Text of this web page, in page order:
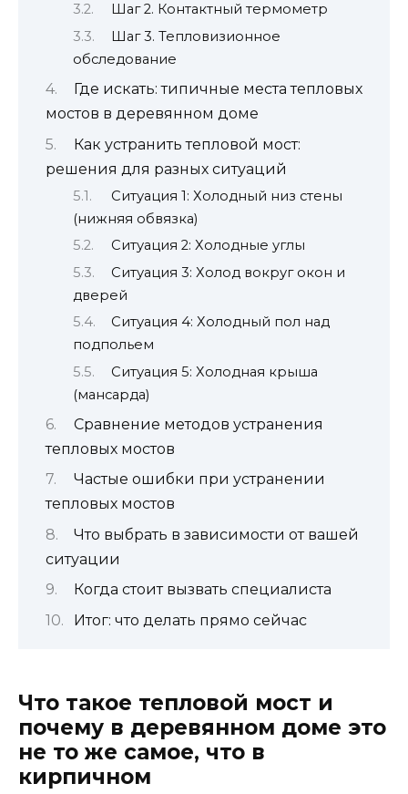
Шаг 2. Контактный термометр
Шаг 3. Тепловизионное
обследование
Где искать: типичные места тепловых
мостов в деревянном доме
Как устранить тепловой мост:
решения для разных ситуаций
Ситуация 1: Холодный низ стены
(нижняя обвязка)
Ситуация 2: Холодные углы
Ситуация 3: Холод вокруг окон и
дверей
Ситуация 4: Холодный пол над
подпольем
Ситуация 5: Холодная крыша
(мансарда)
Сравнение методов устранения
тепловых мостов
Частые ошибки при устранении
тепловых мостов
Что выбрать в зависимости от вашей
ситуации
Когда стоит вызвать специалиста
Итог: что делать прямо сейчас
Что такое тепловой мост и
почему в деревянном доме это
не то же самое, что в
кирпичном